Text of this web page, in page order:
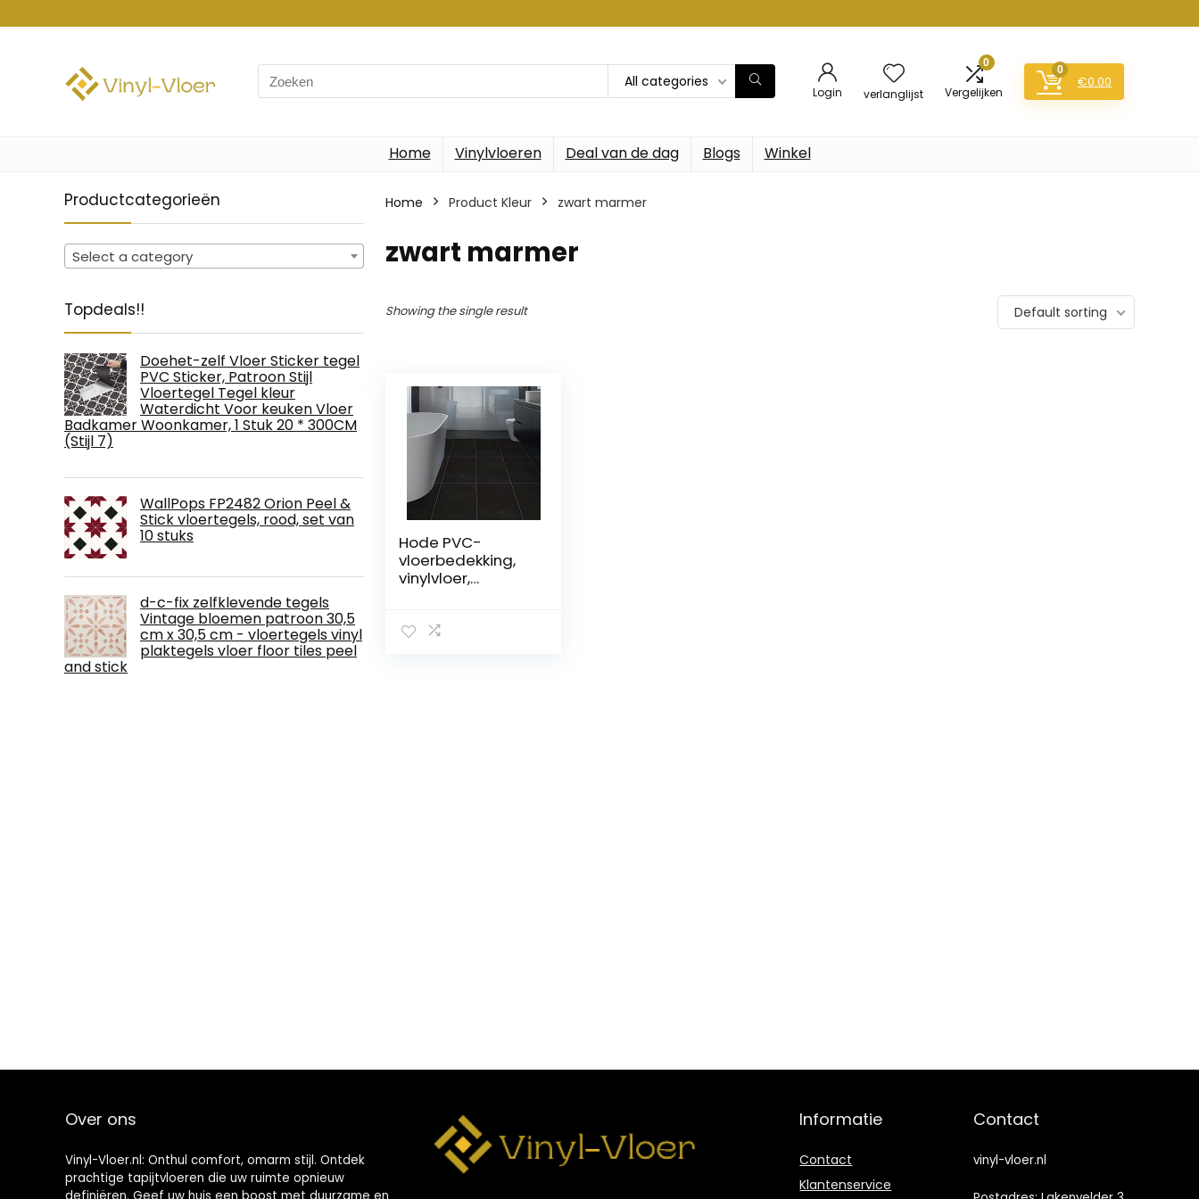
Search
for:
All categories
Login verlanglijst
0
Vergelijken
0
€0.00
Home Vinylvloeren Deal van de dag Blogs Winkel
Productcategorieën
Select a category
Topdeals!!
Doehet-zelf Vloer Sticker tegel
PVC Sticker, Patroon Stijl
Vloertegel Tegel kleur
Waterdicht Voor keuken Vloer
Badkamer Woonkamer, 1 Stuk 20 * 300CM
(Stijl 7)
WallPops FP2482 Orion Peel &
Stick vloertegels, rood, set van
10 stuks
d-c-fix zelfklevende tegels
Vintage bloemen patroon 30,5
cm x 30,5 cm - vloertegels vinyl
plaktegels vloer floor tiles peel
and stick
Home Product Kleur ‎zwart marmer
‎zwart marmer
Showing the single result Default sorting
Hode PVC-
vloerbedekking,
vinylvloer,
plaktegels, vloer,
Over ons
Vinyl-Vloer.nl: Onthul comfort, omarm stijl. Ontdek
prachtige tapijtvloeren die uw ruimte opnieuw
Informatie
Contact
Klantenservice
Contact
vinyl-vloer.nl